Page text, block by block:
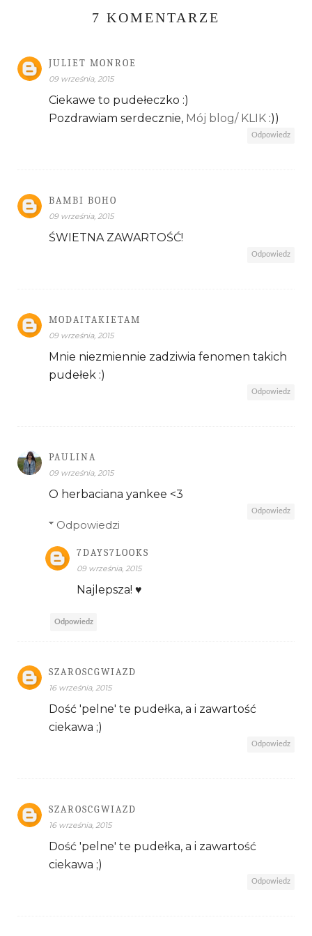
7 KOMENTARZE
JULIET MONROE
09 września, 2015
Ciekawe to pudełeczko :)
Pozdrawiam serdecznie, Mój blog/ KLIK :))
Odpowiedz
BAMBI BOHO
09 września, 2015
ŚWIETNA ZAWARTOŚĆ!
Odpowiedz
MODAITAKIETAM
09 września, 2015
Mnie niezmiennie zadziwia fenomen takich
pudełek :)
Odpowiedz
PAULINA
09 września, 2015
O herbaciana yankee <3
Odpowiedz
Odpowiedzi
7DAYS7LOOKS
09 września, 2015
Najlepsza! ♥
Odpowiedz
SZAROSCGWIAZD
16 września, 2015
Dość 'pelne' te pudełka, a i zawartość
ciekawa ;)
Odpowiedz
SZAROSCGWIAZD
16 września, 2015
Dość 'pelne' te pudełka, a i zawartość
ciekawa ;)
Odpowiedz